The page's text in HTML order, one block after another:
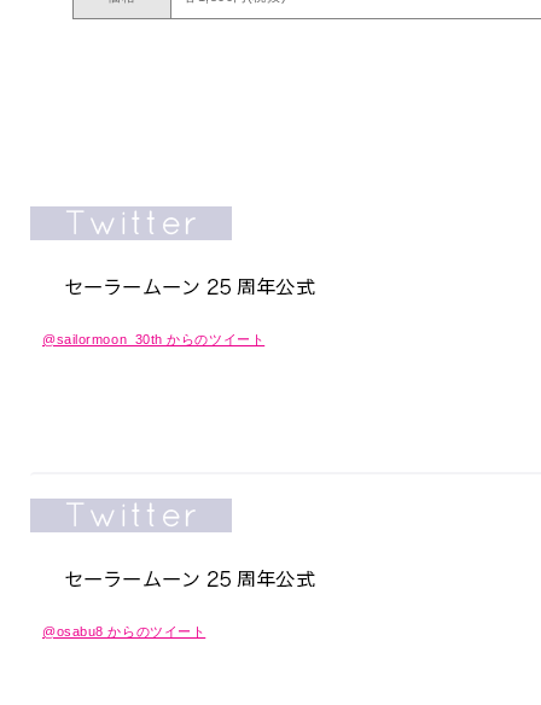
@sailormoon_30th からのツイート
@osabu8 からのツイート